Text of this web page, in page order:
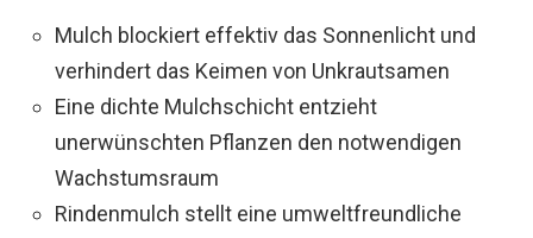
Mulch blockiert effektiv das Sonnenlicht und
verhindert das Keimen von Unkrautsamen
Eine dichte Mulchschicht entzieht
unerwünschten Pflanzen den notwendigen
Wachstumsraum
Rindenmulch stellt eine umweltfreundliche